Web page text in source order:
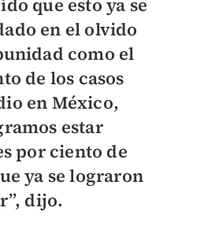
que esto ya se
en el olvido
como el
de los casos
en México,
estar
por ciento de
ya se lograron
dijo.